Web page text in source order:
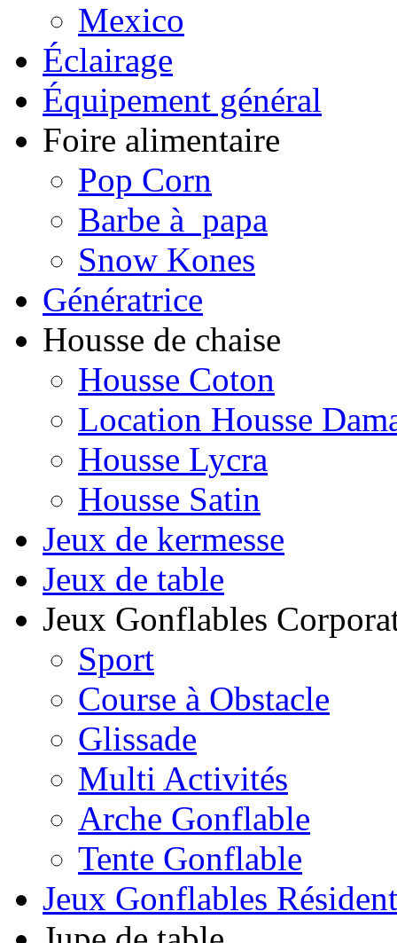
Mexico
Éclairage
Équipement général
Foire alimentaire
Pop Corn
Barbe à papa
Snow Kones
Génératrice
Housse de chaise
Housse Coton
Location Housse
Housse Lycra
Housse Satin
Jeux de kermesse
Jeux de table
Jeux Gonflables
Sport
Course à Obstacle
Glissade
Multi Activités
Arche Gonflable
Tente Gonflable
Jeux Gonflables